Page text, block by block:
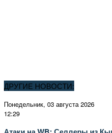
ДРУГИЕ НОВОСТИ:
Понедельник, 03 августа 2026
12:29